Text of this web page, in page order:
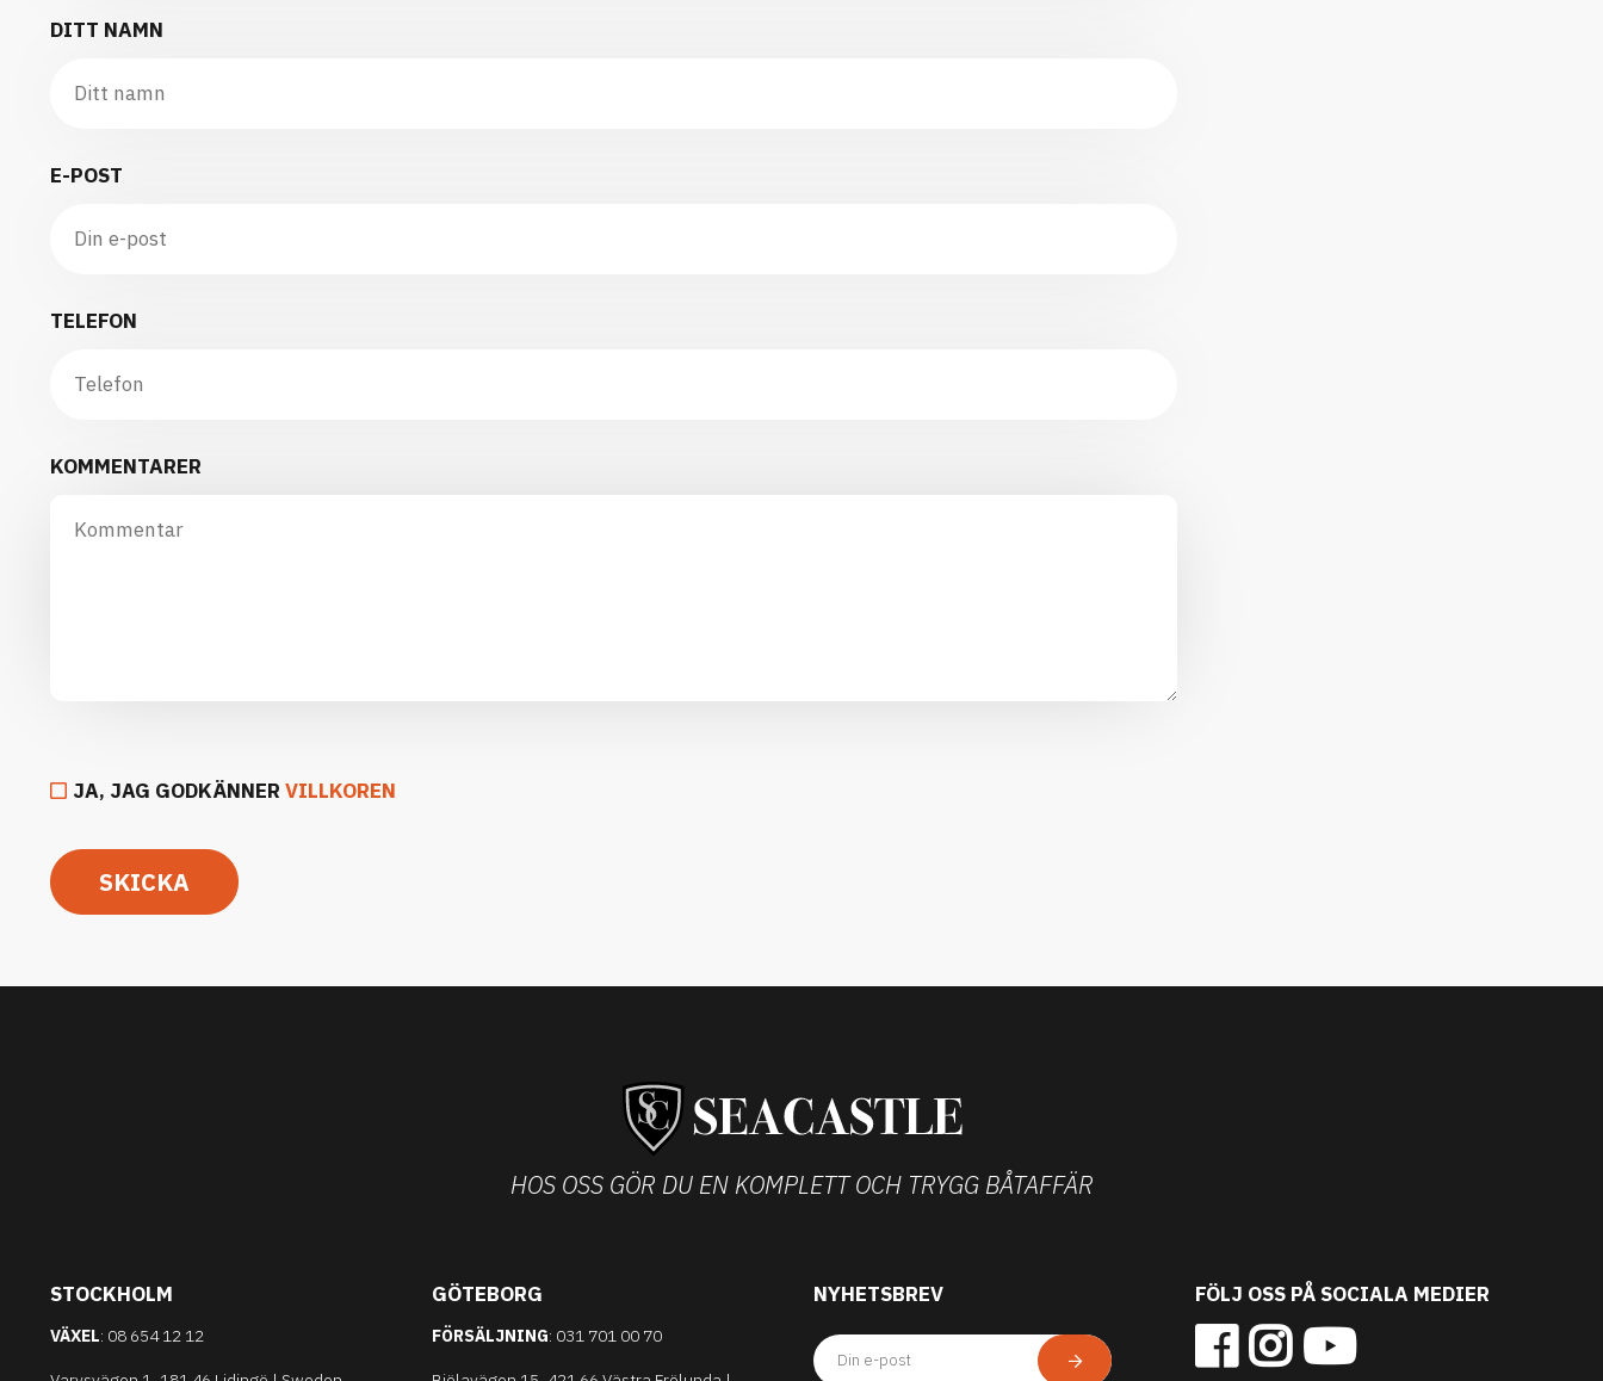
DITT NAMN
E-POST
TELEFON
KOMMENTARER
JA, JAG GODKÄNNER VILLKOREN
SKICKA
HOS OSS GÖR DU EN KOMPLETT OCH TRYGG BÅTAFFÄR
STOCKHOLM
VÄXEL: 08 654 12 12
GÖTEBORG
FÖRSÄLJNING: 031 701 00 70
NYHETSBREV FÖLJ OSS PÅ SOCIALA MEDIER